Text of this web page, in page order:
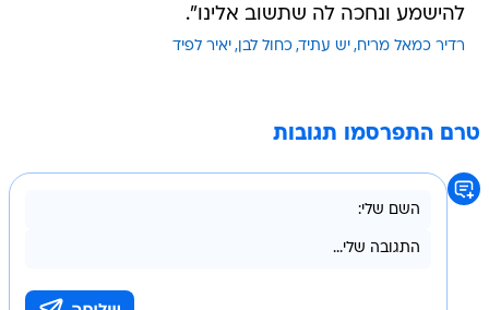
להישמע ונחכה לה שתשוב אלינו".
רדיר כמאל מריח יש עתיד כחול לבן יאיר לפיד
טרם התפרסמו תגובות